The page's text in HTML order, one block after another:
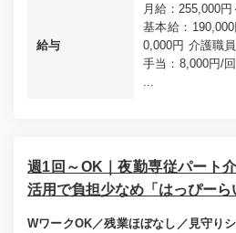
給与
月給：255,000円
基本給：
0,000円 介護職
手当：8,000円/
週1回～OK｜夜勤専従パート
活用で負担少なめ「はっぴーら
WワークOK／残業ほぼなし／見守り